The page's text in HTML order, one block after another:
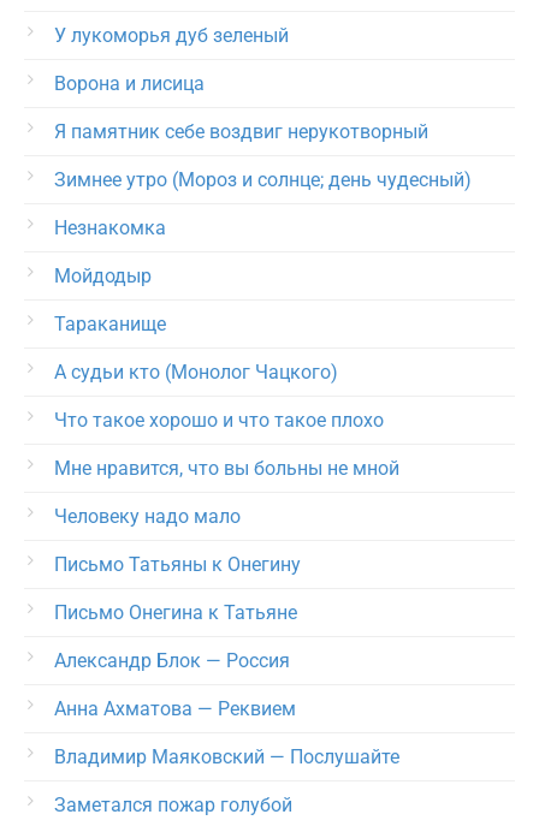
У лукоморья дуб зеленый
Ворона и лисица
Я памятник себе воздвиг нерукотворный
Зимнее утро (Мороз и солнце; день чудесный)
Незнакомка
Мойдодыр
Тараканище
А судьи кто (Монолог Чацкого)
Что такое хорошо и что такое плохо
Мне нравится, что вы больны не мной
Человеку надо мало
Письмо Татьяны к Онегину
Письмо Онегина к Татьяне
Александр Блок — Россия
Анна Ахматова — Реквием
Владимир Маяковский — Послушайте
Заметался пожар голубой